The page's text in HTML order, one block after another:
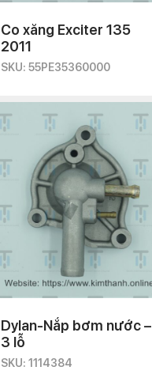
Co xăng Exciter 135
2011
SKU: 55PE35360000
Dylan-Nắp bơm nước –
3 lỗ
SKU: 1114384